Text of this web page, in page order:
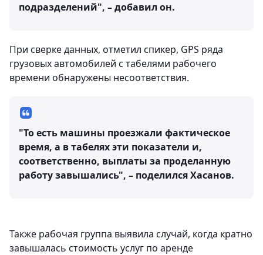
подразделений", – добавил он.
При сверке данных, отметил спикер, GPS ряда
грузовых автомобилей с табелями рабочего
времени обнаружены несоответствия.
"То есть машины проезжали фактическое
время, а в табелях эти показатели и,
соответственно, выплаты за проделанную
работу завышались", – поделился Хасанов.
Также рабочая группа выявила случай, когда кратно
завышалась стоимость услуг по аренде